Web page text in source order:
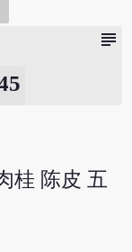
subject
桂 陈皮 五